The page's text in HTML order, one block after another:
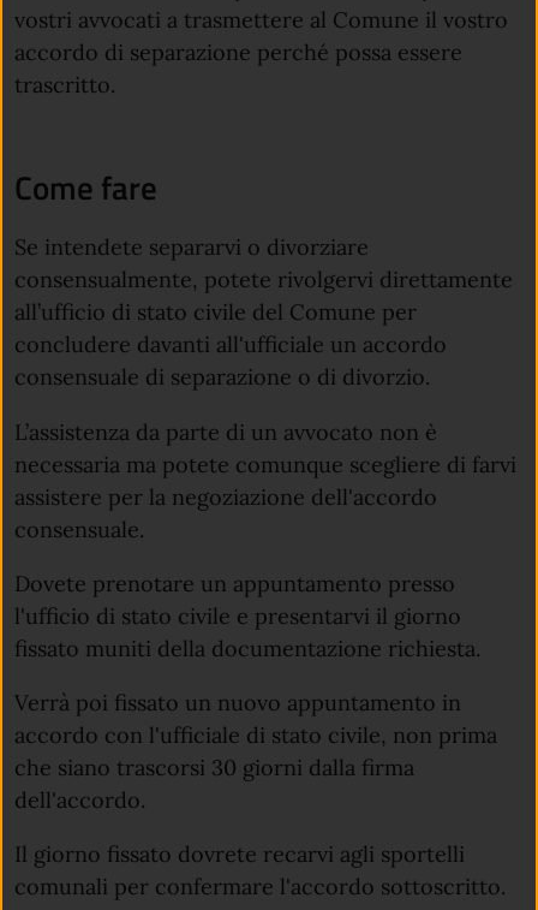
vostri avvocati a trasmettere al Comune il vostro
accordo di separazione perché possa essere
trascritto.
Come fare
Se intendete separarvi o divorziare
consensualmente, potete rivolgervi direttamente
all’ufficio di stato civile del Comune per
concludere davanti all'ufficiale un accordo
consensuale di separazione o di divorzio.
L’assistenza da parte di un avvocato non è
necessaria ma potete comunque scegliere di farvi
assistere per la negoziazione dell'accordo
consensuale.
Dovete prenotare un appuntamento presso
l'ufficio di stato civile e presentarvi il giorno
fissato muniti della documentazione richiesta.
Verrà poi fissato un nuovo appuntamento in
accordo con l'ufficiale di stato civile, non prima
che siano trascorsi 30 giorni dalla firma
dell'accordo.
Il giorno fissato dovrete recarvi agli sportelli
comunali per confermare l'accordo sottoscritto.